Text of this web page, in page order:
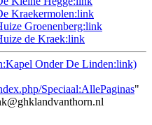
Kraekermolen:link
Groenenberg:link
de Kraek:link
Onder De Linden:link)
Speciaal:AllePaginas"